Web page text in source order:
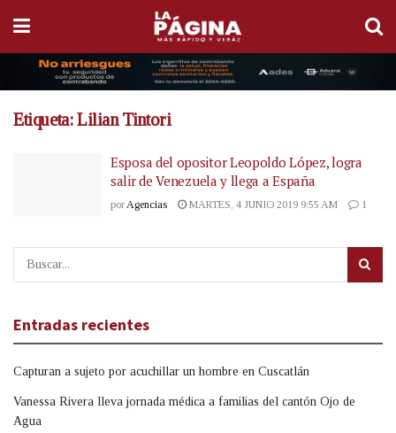
Etiqueta:Lilian Tintori
Esposa del opositor Leopoldo López, logra
salir de Venezuela y llega a España
por Agencias MARTES, 4 JUNIO 2019 9:55 AM 1
Entradas recientes
Capturan a sujeto por acuchillar un hombre en Cuscatlán
Vanessa Rivera lleva jornada médica a familias del cantón Ojo de
Agua